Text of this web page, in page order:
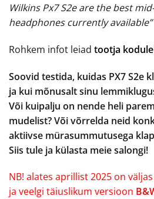
Wilkins Px7 S2e are the best
headphones currently available”
Rohkem infot leiad tootja
Soovid testida, kuidas PX7 S2e
ja kui mõnusalt sinu
Või kuipalju on nende heli
mudelist? Või võrrelda neid
aktiivse mürasummutusega
Siis tule ja külasta meie salongi!
NB! alates aprillist 2025 on
ja veelgi täiuslikum versioon